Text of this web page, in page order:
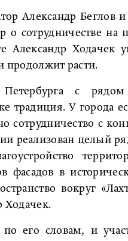
Александр Беглов
о сотрудничестве
Александр Ходачек
продолжит расти.
Петербурга с рядом
традиция. У города
сотрудничество с
реализован целый
фасадов в
вокруг
Ходачек.
его словам, и